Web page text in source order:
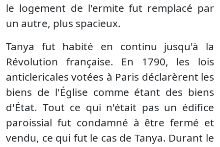
le logement de l'ermite fut remplacé par
un autre, plus spacieux.
Tanya fut habité en continu jusqu'à la
Révolution française. En 1790, les lois
anticlericales votées à Paris déclarèrent les
biens de l'Église comme étant des biens
d'État. Tout ce qui n'était pas un édifice
paroissial fut condamné à être fermé et
vendu, ce qui fut le cas de Tanya. Durant le